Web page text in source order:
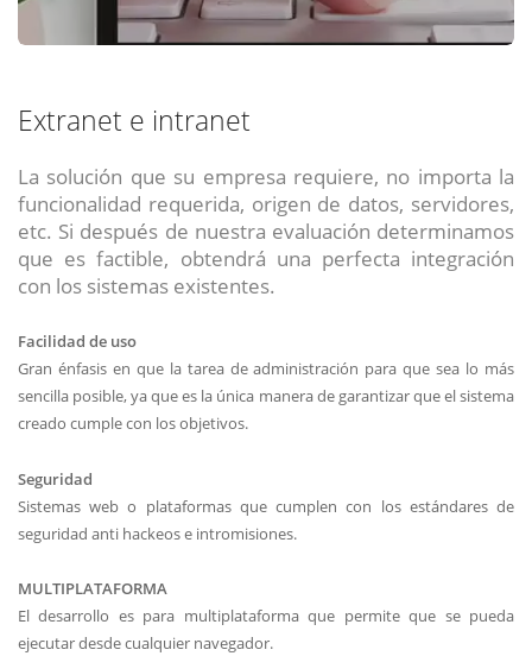
Extranet e intranet
La solución que su empresa requiere, no importa la
funcionalidad requerida, origen de datos, servidores,
etc. Si después de nuestra evaluación determinamos
que es factible, obtendrá una perfecta integración
con los sistemas existentes.
Facilidad de uso
Gran énfasis en que la tarea de administración para que sea lo más
sencilla posible, ya que es la única manera de garantizar que el sistema
creado cumple con los objetivos.
Seguridad
Sistemas web o plataformas que cumplen con los estándares de
seguridad anti hackeos e intromisiones.
MULTIPLATAFORMA
El desarrollo es para multiplataforma que permite que se pueda
ejecutar desde cualquier navegador.